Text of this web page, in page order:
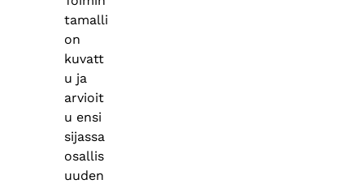
tamalli
on
kuvatt
u ja
arvioit
u ensi
sijassa
osallis
uuden